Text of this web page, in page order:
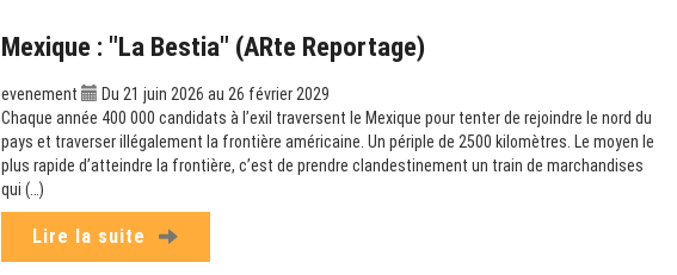
Mexique : "La Bestia" (ARte Reportage)
evenement
Du 21 juin 2026 au 26 février 2029
Chaque année 400 000 candidats à l’exil traversent le Mexique pour tenter de rejoindre le nord du
pays et traverser illégalement la frontière américaine. Un périple de 2500 kilomètres. Le moyen le
plus rapide d’atteindre la frontière, c’est de prendre clandestinement un train de marchandises
qui (…)
Lire la suite